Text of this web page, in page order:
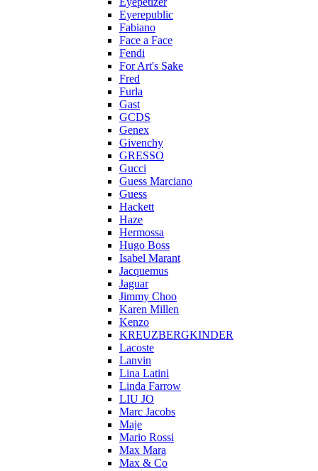
Eyerepublic
Fabiano
Face a Face
Fendi
For Art's Sake
Fred
Furla
Gast
GCDS
Genex
Givenchy
GRESSO
Gucci
Guess Marciano
Guess
Hackett
Haze
Hermossa
Hugo Boss
Isabel Marant
Jacquemus
Jaguar
Jimmy Choo
Karen Millen
Kenzo
KREUZBERGKINDER
Lacoste
Lanvin
Lina Latini
Linda Farrow
LIU JO
Marc Jacobs
Maje
Mario Rossi
Max Mara
Max & Co